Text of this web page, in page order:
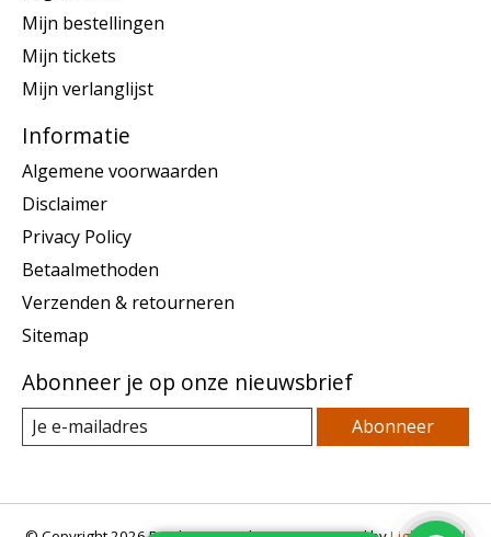
Mijn bestellingen
Mijn tickets
Mijn verlanglijst
Informatie
Algemene voorwaarden
Disclaimer
Privacy Policy
Betaalmethoden
Verzenden & retourneren
Sitemap
Abonneer je op onze nieuwsbrief
Abonneer